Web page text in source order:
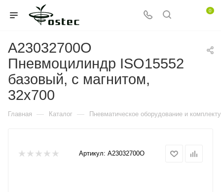
0
A23032700O
Пневмоцилиндр ISO15552
базовый, с магнитом,
32x700
Главная — Каталог — Пневматическое оборудование и
Артикул: A23032700O